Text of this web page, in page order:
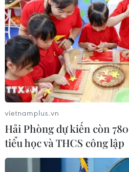
vietnamplus.vn
Hải Phòng dự kiến còn
tiểu học và THCS công lập